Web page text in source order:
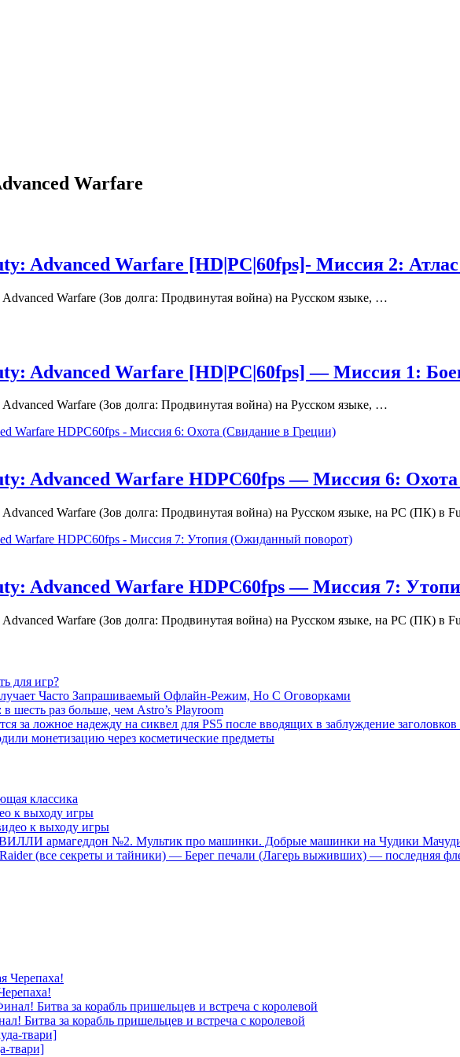
Warfare
Advanced Warfare [HD|PC|60fps]- Миссия 2: Атлас
Warfare (Зов долга: Продвинутая война) на Русском языке, …
Advanced Warfare [HD|PC|60fps] — Миссия 1:
Warfare (Зов долга: Продвинутая война) на Русском языке, …
Advanced Warfare HDPC60fps — Миссия 6:
Warfare (Зов долга: Продвинутая война) на Русском языке, на PC (ПК) в
Advanced Warfare HDPC60fps — Миссия 7:
Warfare (Зов долга: Продвинутая война) на Русском языке, на PC (ПК) в
для игр?
Часто Запрашиваемый Офлайн-Режим, Но С Оговорками
шесть раз больше, чем Astro’s Playroom
за ложное надежду на сиквел для PS5 после вводящих в заблуждение
монетизацию через косметические предметы
классика
к выходу игры
к выходу игры
армагеддон №2. Мультик про машинки. Добрые машинки на Чудики
(все секреты и тайники) — Берег печали (Лагерь выживших) — последняя
Битва за корабль пришельцев и встреча с королевой
твари]